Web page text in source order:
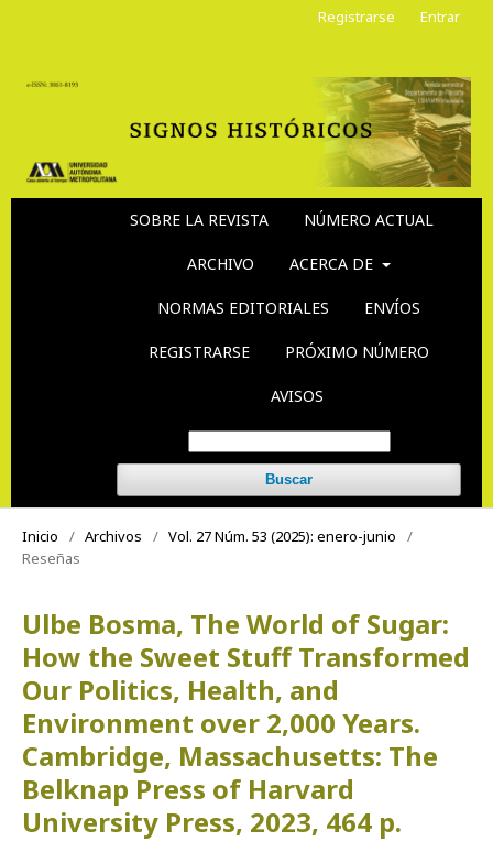
SOBRE LA REVISTA NÚMERO ACTUAL
ARCHIVO ACERCA DE
NORMAS EDITORIALES ENVÍOS
REGISTRARSE PRÓXIMO NÚMERO
AVISOS
Buscar
Registrarse Entrar
Inicio / Archivos / Vol. 27 Núm. 53 (2025): enero-junio
/
Reseñas
Ulbe Bosma, The World of Sugar:
How the Sweet Stuff Transformed
Our Politics, Health, and
Environment over 2,000 Years.
Cambridge, Massachusetts: The
Belknap Press of Harvard
University Press, 2023, 464 p.